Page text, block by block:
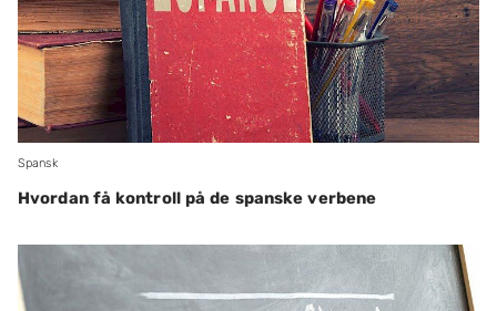
Spansk
Hvordan få kontroll på de spanske verbene